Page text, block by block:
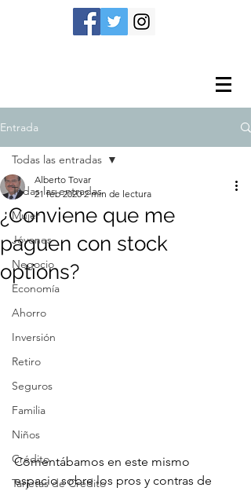
Entrada
Todas las entradas
Mujer
Jóvenes
Negocio
Economía
Ahorro
Inversión
Retiro
Seguros
Familia
Niños
Crédito
Tarjetas de Crédito
Todas las entradas
¿Conviene que me
paguen con stock
options?
Alberto Tovar
21 feb 2020 2 min de lectura
Comentábamos en este mismo
espacio sobre los pros y contras de